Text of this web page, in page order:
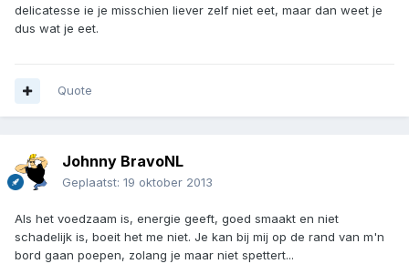
delicatesse ie je misschien liever zelf niet eet, maar dan weet je
dus wat je eet.
Quote
Johnny BravoNL
Geplaatst: 19 oktober 2013
Als het voedzaam is, energie geeft, goed smaakt en niet
schadelijk is, boeit het me niet. Je kan bij mij op de rand van m'n
bord gaan poepen, zolang je maar niet spettert...